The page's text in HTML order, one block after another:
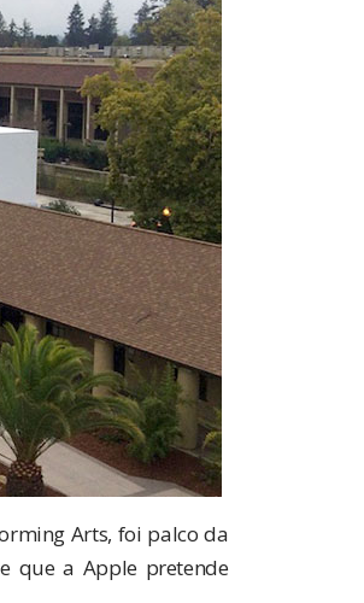
Arts, foi palco da
que a Apple pretende